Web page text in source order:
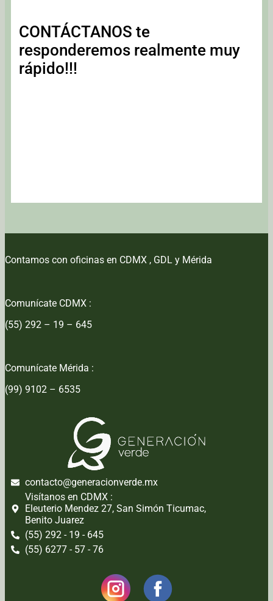
CONTÁCTANOS te
responderemos realmente muy
rápido!!!
Contamos con oficinas en CDMX , GDL y Mérida
Comunícate CDMX :
(55) 292 – 19 – 645
Comunícate Mérida :
(99) 9102 – 6535
contacto@generacionverde.mx
Visítanos en CDMX :
Eleuterio Mendez 27, San Simón Ticumac,
Benito Juarez
(55) 292 - 19 - 645
(55) 6277 - 57 - 76